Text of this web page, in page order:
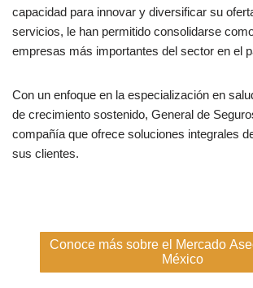
capacidad para innovar y diversificar su
servicios, le han permitido consolidarse
empresas más importantes del sector en el
Con un enfoque en la especialización en
de crecimiento sostenido, General de
compañía que ofrece soluciones integrales
sus clientes.
Conoce más sobre el Mercado
México